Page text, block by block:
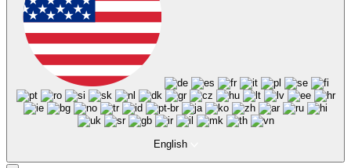
English